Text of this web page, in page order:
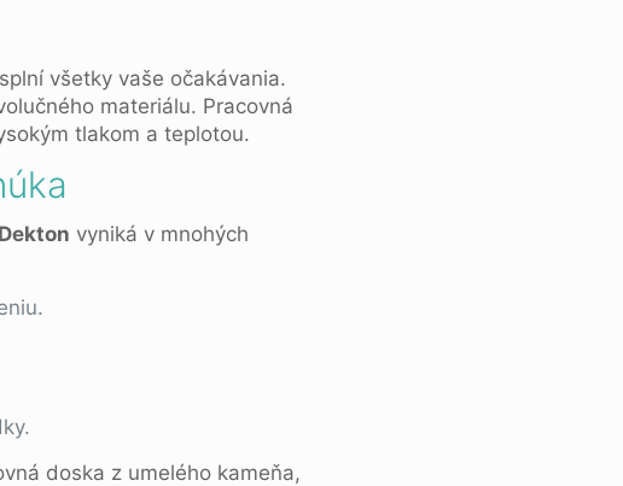
splní všetky vaše očakávania.
materiálu. Pracovná
tlakom a teplotou.
vyniká v mnohých
doska z umelého kameňa,